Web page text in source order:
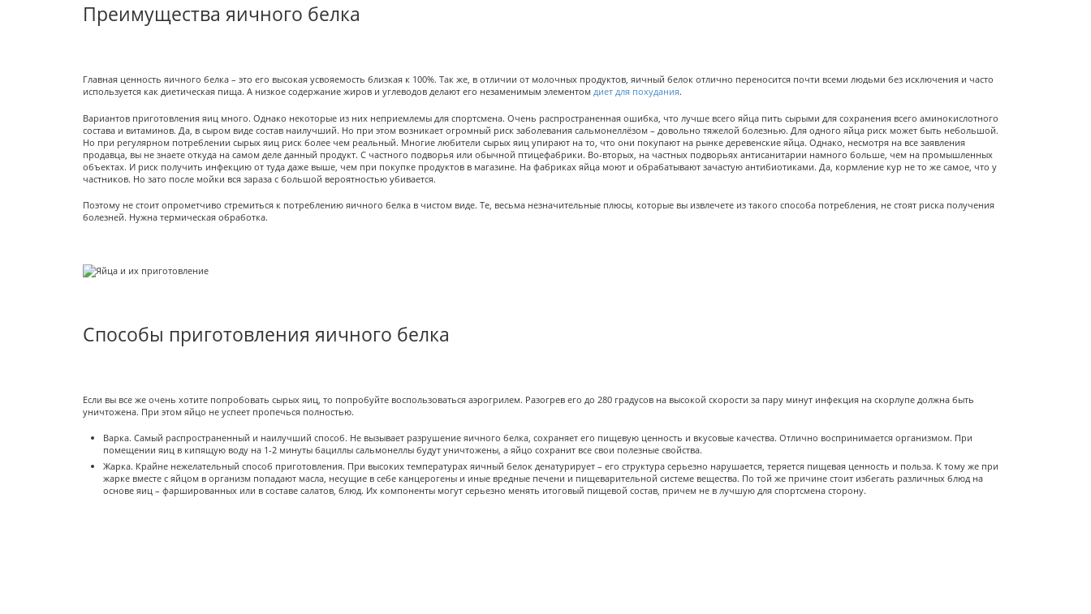
Преимущества яичного белка
Главная ценность яичного белка – это его высокая усвояемость близкая к 100%. Так же, в отличии от молочных продуктов, яичный белок отлично переносится почти всеми людьми без исключения и часто
используется как диетическая пища. А низкое содержание жиров и углеводов делают его незаменимым элементом диет для похудания.
Вариантов приготовления яиц много. Однако некоторые из них неприемлемы для спортсмена. Очень распространенная ошибка, что лучше всего яйца пить сырыми для сохранения всего аминокислотного
состава и витаминов. Да, в сыром виде состав наилучший. Но при этом возникает огромный риск заболевания сальмонеллёзом – довольно тяжелой болезнью. Для одного яйца риск может быть небольшой.
Но при регулярном потреблении сырых яиц риск более чем реальный. Многие любители сырых яиц упирают на то, что они покупают на рынке деревенские яйца. Однако, несмотря на все заявления
продавца, вы не знаете откуда на самом деле данный продукт. С частного подворья или обычной птицефабрики. Во-вторых, на частных подворьях антисанитарии намного больше, чем на промышленных
объектах. И риск получить инфекцию от туда даже выше, чем при покупке продуктов в магазине. На фабриках яйца моют и обрабатывают зачастую антибиотиками. Да, кормление кур не то же самое, что у
частников. Но зато после мойки вся зараза с большой вероятностью убивается.
Поэтому не стоит опрометчиво стремиться к потреблению яичного белка в чистом виде. Те, весьма незначительные плюсы, которые вы извлечете из такого способа потребления, не стоят риска получения
болезней. Нужна термическая обработка.
Способы приготовления яичного белка
Если вы все же очень хотите попробовать сырых яиц, то попробуйте воспользоваться аэрогрилем. Разогрев его до 280 градусов на высокой скорости за пару минут инфекция на скорлупе должна быть
уничтожена. При этом яйцо не успеет пропечься полностью.
Варка. Самый распространенный и наилучший способ. Не вызывает разрушение яичного белка, сохраняет его пищевую ценность и вкусовые качества. Отлично воспринимается организмом. При
помещении яиц в кипящую воду на 1-2 минуты бациллы сальмонеллы будут уничтожены, а яйцо сохранит все свои полезные свойства.
Жарка. Крайне нежелательный способ приготовления. При высоких температурах яичный белок денатурирует – его структура серьезно нарушается, теряется пищевая ценность и польза. К тому же при
жарке вместе с яйцом в организм попадают масла, несущие в себе канцерогены и иные вредные печени и пищеварительной системе вещества. По той же причине стоит избегать различных блюд на
основе яиц – фаршированных или в составе салатов, блюд. Их компоненты могут серьезно менять итоговый пищевой состав, причем не в лучшую для спортсмена сторону.